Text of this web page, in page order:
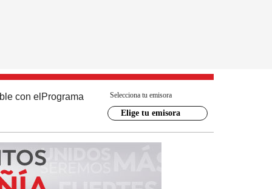
con el Programa Selecciona tu emisora
Elige tu emisora